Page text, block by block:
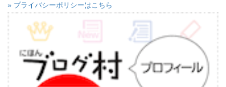
» プライバシーポリシーはこちら